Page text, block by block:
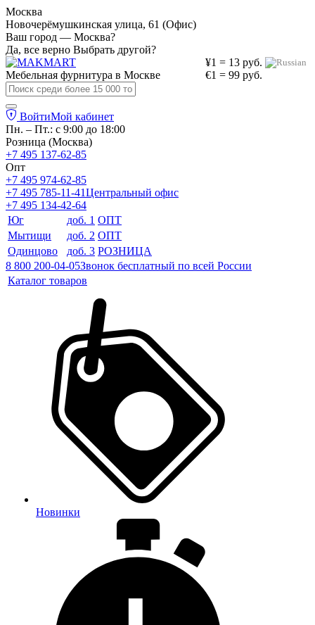
Москва
Новочерёмушкинская улица, 61 (Офис)
Ваш город — Москва?
Да, все верно Выбрать другой?
¥1 = 13 руб.
€1 = 99 руб.
Мебельная фурнитура в Москве
ВойтиМой кабинет
Пн. – Пт.: с 9:00 до 18:00
Розница (Москва)
+7 495 137-62-85
Опт
+7 495 974-62-85
+7 495 785-11-41Центральный офис
+7 495 134-42-64
Юг
доб. 1 ОПТ
Мытищи
доб. 2 ОПТ
Одинцово
доб. 3 РОЗНИЦА
8 800 200-04-05Звонок бесплатный по всей России
Каталог товаров
Новинки